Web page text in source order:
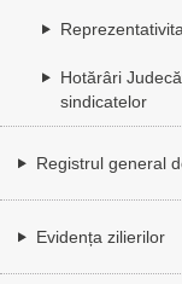
Hotărâri
sindicatelor
Registrul general
Evidența zilierilor